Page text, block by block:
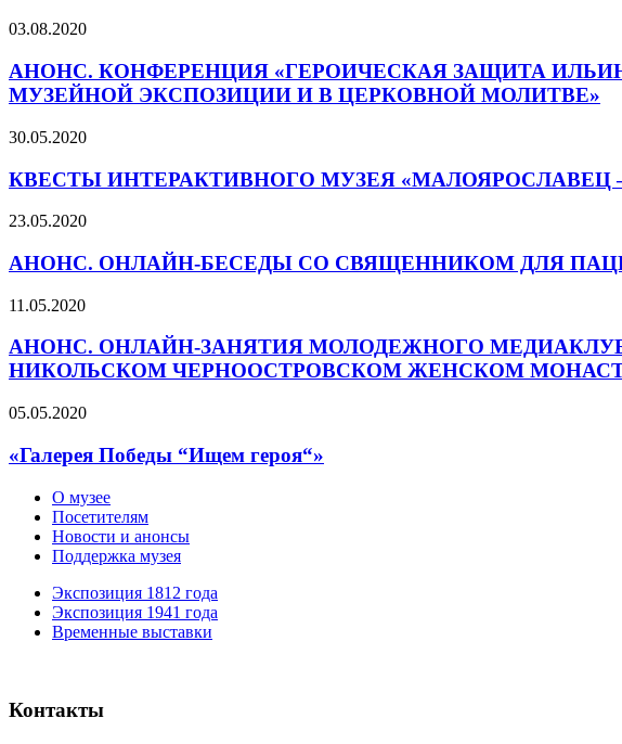
03.08.2020
АНОНС. КОНФЕРЕНЦИЯ «ГЕРОИЧЕСКАЯ ЗАЩИТА
МУЗЕЙНОЙ ЭКСПОЗИЦИИ И В ЦЕРКОВНОЙ МОЛИТВЕ»
30.05.2020
КВЕСТЫ ИНТЕРАКТИВНОГО МУЗЕЯ «МАЛОЯРОСЛАВЕЦ
23.05.2020
АНОНС. ОНЛАЙН-БЕСЕДЫ СО СВЯЩЕННИКОМ ДЛЯ
11.05.2020
АНОНС. ОНЛАЙН-ЗАНЯТИЯ МОЛОДЕЖНОГО
НИКОЛЬСКОМ ЧЕРНООСТРОВСКОМ ЖЕНСКОМ
05.05.2020
«Галерея Победы “Ищем героя“»
О музее
Посетителям
Новости и анонсы
Поддержка музея
Экспозиция 1812 года
Экспозиция 1941 года
Временные выставки
Контакты